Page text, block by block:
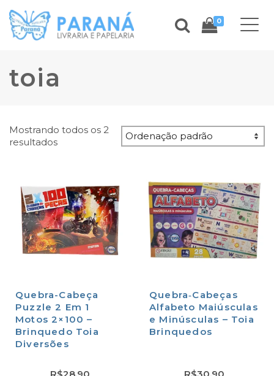
0
toia
Mostrando todos os 2
resultados
Quebra-Cabeça
Puzzle 2 Em 1
Motos 2×100 –
Brinquedo Toia
Diversões
Quebra‑Cabeças
Alfabeto Maiúsculas
e Minúsculas – Toia
Brinquedos